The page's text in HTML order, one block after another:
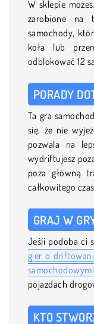
W sklepie
zarobione na
samochody,
koła lub
odblokować 12
PORADY
Ta gra
się, że nie
pozwala na
wydriftujesz
poza główną
całkowitego
GRAJ W
Jeśli podoba ci
gier o
samochodowymi
pojazdach
KTO